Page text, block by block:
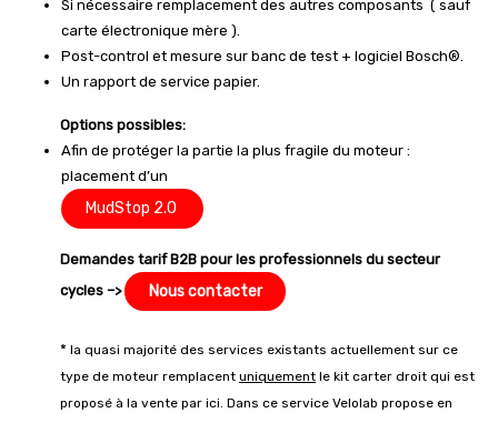
Si nécessaire remplacement des autres composants ( sauf
carte électronique mère ).
Post-control et mesure sur banc de test + logiciel Bosch®.
Un rapport de service papier.
Options possibles:
Afin de protéger la partie la plus fragile du moteur :
placement d’un
MudStop 2.0
Demandes tarif B2B pour les professionnels du secteur
cycles –>
Nous contacter
* la quasi majorité des services existants actuellement sur ce
type de moteur remplacent uniquement le kit carter droit qui est
proposé à la vente par ici. Dans ce service Velolab propose en